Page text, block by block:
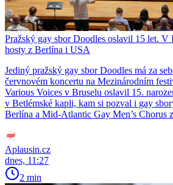
Pražský gay sbor Doodles oslavil 15 let. V
hosty z Berlína i USA
Jediný pražský gay sbor Doodles má za
červnovém koncertu na Mezinárodním
Various Voices v Bruselu oslavil 15.
v Betlémské kapli, kam si pozval i gay
Berlína a Mid-Atlantic Gay Men’s Chorus
Aplausin.cz
dnes, 11:27
2 min